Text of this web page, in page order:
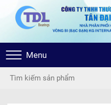
Toggle
navigation
Menu